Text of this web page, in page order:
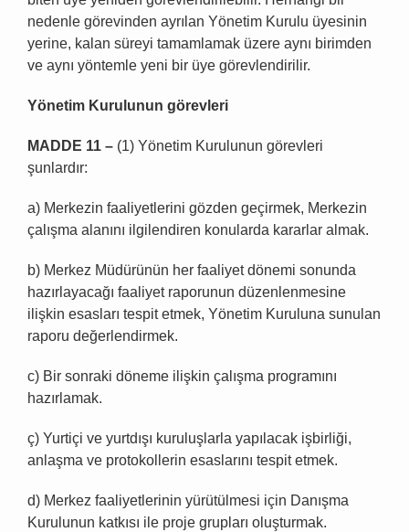
nedenle görevinden ayrılan Yönetim Kurulu üyesinin
yerine, kalan süreyi tamamlamak üzere aynı birimden
ve aynı yöntemle yeni bir üye görevlendirilir.
Yönetim Kurulunun görevleri
MADDE 11 – (1) Yönetim Kurulunun görevleri
şunlardır:
a) Merkezin faaliyetlerini gözden geçirmek, Merkezin
çalışma alanını ilgilendiren konularda kararlar almak.
b) Merkez Müdürünün her faaliyet dönemi sonunda
hazırlayacağı faaliyet raporunun düzenlenmesine
ilişkin esasları tespit etmek, Yönetim Kuruluna sunulan
raporu değerlendirmek.
c) Bir sonraki döneme ilişkin çalışma programını
hazırlamak.
ç) Yurtiçi ve yurtdışı kuruluşlarla yapılacak işbirliği,
anlaşma ve protokollerin esaslarını tespit etmek.
d) Merkez faaliyetlerinin yürütülmesi için Danışma
Kurulunun katkısı ile proje grupları oluşturmak.